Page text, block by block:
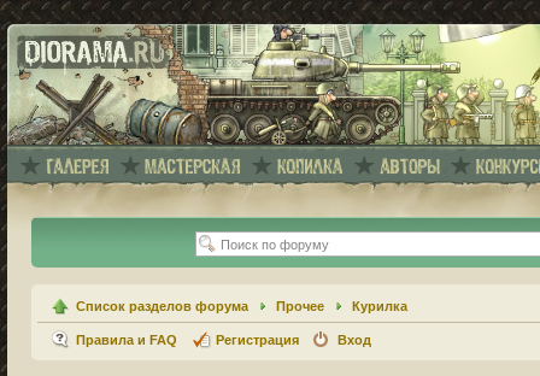
Список разделов форума Прочее Курилка
Правила и FAQ Регистрация Вход